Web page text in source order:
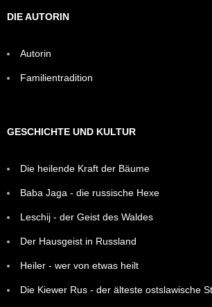
DIE AUTORIN
Autorin
Familientradition
GESCHICHTE UND KULTUR
Die heilende Kraft der Bäume
Baba Jaga - die russische Hexe
Leschij - der Geist des Waldes
Der Hausgeist in Russland
Heiler - wer von etwas heilt
Die Kiewer Rus - der älteste ostslawische